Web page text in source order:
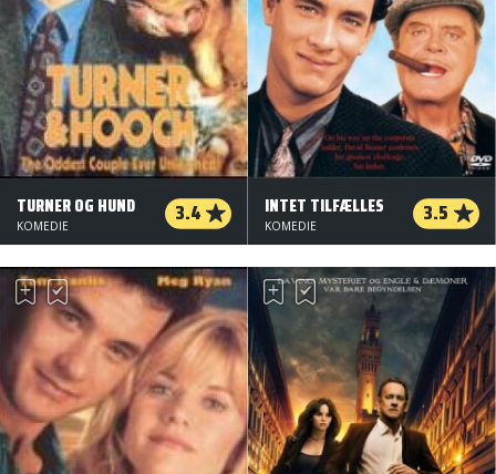
TURNER OG HUND 3.4
KOMEDIE
INTET TILFÆLLES 3.5
KOMEDIE